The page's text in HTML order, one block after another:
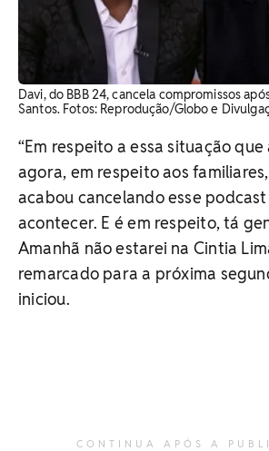
Davi, do BBB 24, cancela compromissos
Santos. Fotos: Reprodução/Globo e
“Em respeito a essa situação
agora, em respeito aos
acabou cancelando esse
acontecer. E é em respeito, tá
Amanhã não estarei na Cintia
remarcado para a próxima
iniciou.
CONTINUA APÓS A